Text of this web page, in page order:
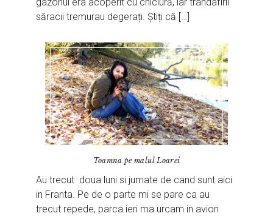
gazonul era acoperit cu chiciură, iar trandafirii
săracii tremurau degerați. Știți că […]
Toamna pe malul Loarei
Au trecut doua luni si jumate de cand sunt aici
in Franta. Pe de o parte mi se pare ca au
trecut repede, parca ieri ma urcam in avion